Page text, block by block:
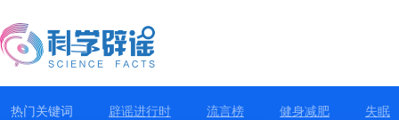
热门关键词 辟谣进行时 流言榜 健身减肥 失眠